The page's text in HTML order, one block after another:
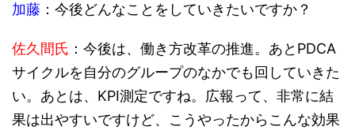
加藤 ：今後どんなことをしていきたいですか？
佐久間氏 ：今後は、働き方改革の推進。あとPDCA
サイクルを自分のグループのなかでも回していきた
い。あとは、KPI測定ですね。広報って、非常に結
果は出やすいですけど、こうやったからこんな効果